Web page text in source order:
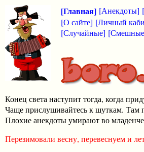
[Главная] [Анекдоты]
[О сайте] [Личный
[Случайные]
Конец света наступит тогда, когда
Чаще прислушивайтесь к шуткам. Там
Плохие анекдоты умирают во
Перезимовали весну, перевеснуем и